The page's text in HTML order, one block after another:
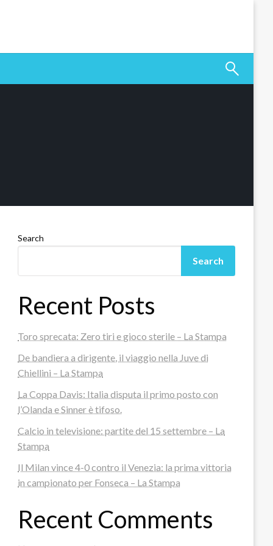
Search
Search
Recent Posts
Toro sprecata: Zero tiri e gioco sterile – La Stampa
De bandiera a dirigente, il viaggio nella Juve di
Chiellini – La Stampa
La Coppa Davis: Italia disputa il primo posto con
l’Olanda e Sinner è tifoso.
Calcio in televisione: partite del 15 settembre – La
Stampa
Il Milan vince 4-0 contro il Venezia: la prima vittoria
in campionato per Fonseca – La Stampa
Recent Comments